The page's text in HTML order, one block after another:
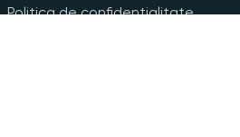
Politica de confidențialitate